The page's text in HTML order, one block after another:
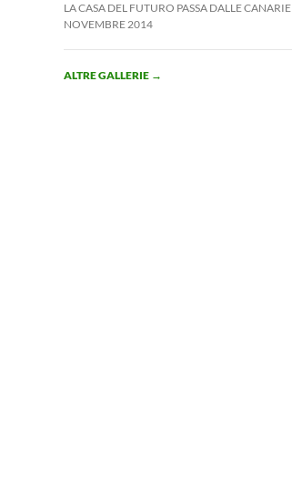
LA CASA DEL FUTURO PASSA DALLE CANARIE
NOVEMBRE 2014
ALTRE GALLERIE →